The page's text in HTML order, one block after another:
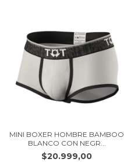
MINI BOXER HOMBRE BAMBOO
BLANCO CON NEGR...
$20.999,00